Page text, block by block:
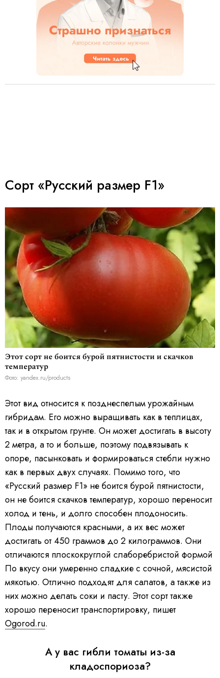
Сорт «Русский размер F1»
Этот сорт не боится бурой пятнистости и скачков
температур
Фото: yandex.ru/products
Этот вид относится к позднеспелым урожайным
гибридам. Его можно выращивать как в теплицах,
так и в открытом грунте. Он может достигать в высоту
2 метра, а то и больше, поэтому подвязывать к
опоре, пасынковать и формироваться стебли нужно
как в первых двух случаях. Помимо того, что
«Русский размер F1» не боится бурой пятнистости,
он не боится скачков температур, хорошо переносит
холод и тень, и долго способен плодоносить.
Плоды получаются красными, а их вес может
достигать от 450 граммов до 2 килограммов. Они
отличаются плоскокруглой слаборебристой формой
По вкусу они умеренно сладкие с сочной, мясистой
мякотью. Отлично подходят для салатов, а также из
них можно делать соки и пасту. Этот сорт также
хорошо переносит транспортировку, пишет
Ogorod.ru.
А у вас гибли томаты из-за
кладоспориоза?